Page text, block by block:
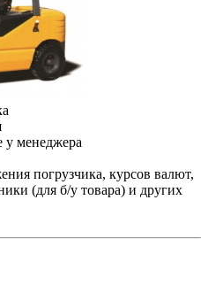
у менеджера
погрузчика, курсов валют,
(для б/у товара) и других